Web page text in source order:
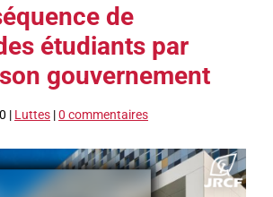
de
étudiants par
gouvernement
| Luttes |0 commentaires